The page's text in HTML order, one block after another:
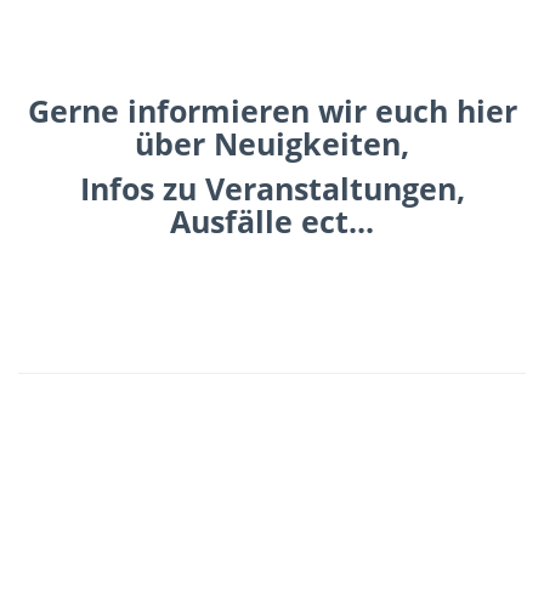
Gerne informieren wir euch hier
über Neuigkeiten,
Infos zu Veranstaltungen,
Ausfälle ect...